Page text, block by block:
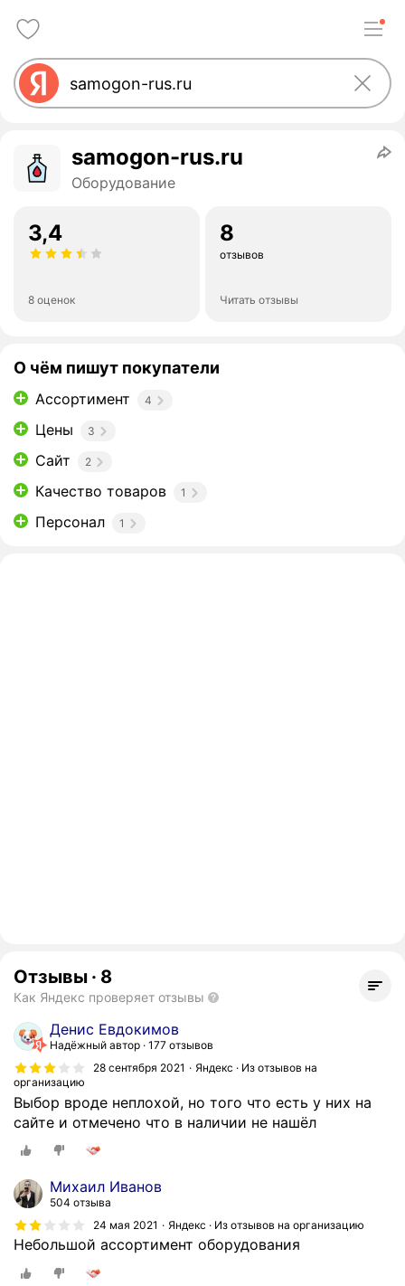
samogon-rus.ru
Оборудование
3,4
8 оценок
8
отзывов
Читать отзывы
О чём пишут покупатели
Ассортимент 4
Цены 3
Сайт 2
Качество товаров 1
Персонал 1
Отзывы · 8
Как Яндекс проверяет отзывы
Денис Евдокимов
Надёжный автор 177 отзывов
28 сентября 2021
Яндекс · Из отзывов на
организацию
Выбор вроде неплохой, но того что есть у них на
сайте и отмечено что в наличии не нашёл
Михаил Иванов
504 отзыва
24 мая 2021
Яндекс · Из отзывов на организацию
Небольшой ассортимент оборудования